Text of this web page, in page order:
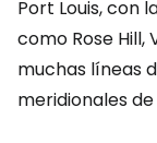
Port Louis, con
como Rose Hill,
muchas líneas
meridionales de